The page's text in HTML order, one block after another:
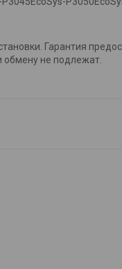
Гарантия
обмену не подлежат.